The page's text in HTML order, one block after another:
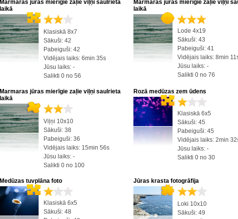
Marmaras jūras mierīgie zaļie viļņi saulrieta
laikā
Klasiskā 8x7
Sākuši: 42
Pabeiguši: 42
Vidējais laiks: 6min 35s
Jūsu laiks: -
Salikti 0 no 56
Marmaras jūras mierīgie zaļie viļņi
laikā
Lode 4x19
Sākuši: 43
Pabeiguši: 41
Vidējais laiks: 8min
Jūsu laiks: -
Salikti 0 no 76
Marmaras jūras mierīgie zaļie viļņi saulrieta
laikā
Viļņi 10x10
Sākuši: 38
Pabeiguši: 36
Vidējais laiks: 15min 56s
Jūsu laiks: -
Salikti 0 no 100
Rozā medūzas zem ūdens
Klasiskā 6x5
Sākuši: 45
Pabeiguši: 45
Vidējais laiks: 2min
Jūsu laiks: -
Salikti 0 no 30
Medūzas tuvplāna foto
Klasiskā 6x5
Sākuši: 48
Jūras krasta fotogrāfija
Loki 10x10
Sākuši: 49